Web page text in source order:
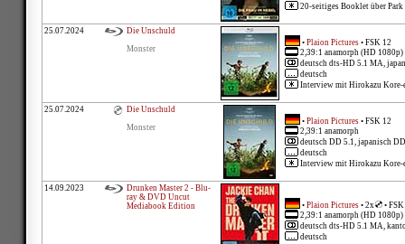
20-seitiges Booklet über Park
25.07.2024
Die Unschuld
Monster
• Plaion Pictures • FSK 12
2,39:1 anamorph (HD 1080p)
deutsch dts-HD 5.1 MA,
deutsch
Interview mit Hirokazu Kore-
25.07.2024
Die Unschuld
Monster
• Plaion Pictures • FSK 12
2,39:1 anamorph
deutsch DD 5.1, japanisch
deutsch
Interview mit Hirokazu Kore-
14.09.2023
Drunken Master 2 - Blu-
ray & DVD Uncut
Mediabook Edition
• Plaion Pictures • 2x
•
2,39:1 anamorph (HD 1080p)
deutsch dts-HD 5.1 MA,
deutsch